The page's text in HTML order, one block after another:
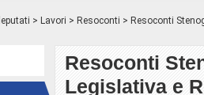
> Lavori > Resoconti > Resoconti
Resoconti
Legislativa e